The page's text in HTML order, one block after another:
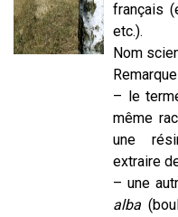
français
etc.).
Nom
– le
même
une
extraire
– une
alba